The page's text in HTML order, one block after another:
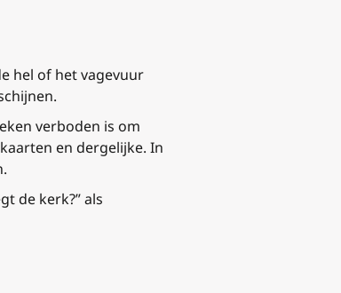
hel of het vagevuur
verboden is om
en dergelijke. In
de kerk?” als